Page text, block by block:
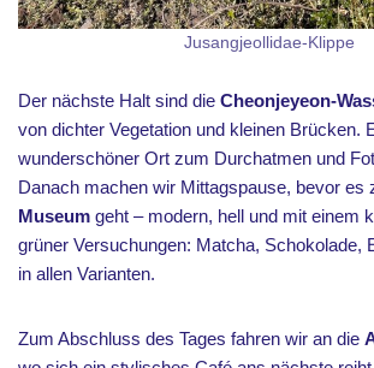
Jusangjeollidae-Klippe
Der nächste Halt sind die Cheonjeyeon-
von dichter Vegetation und kleinen Brücken.
wunderschöner Ort zum Durchatmen und
Danach machen wir Mittagspause, bevor es
Museum geht – modern, hell und mit einem
grüner Versuchungen: Matcha, Schokolade,
in allen Varianten.
Zum Abschluss des Tages fahren wir an die